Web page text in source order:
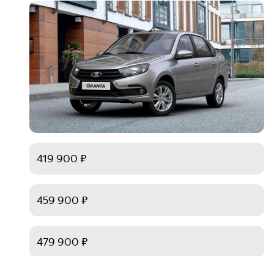
419 900 ₽
459 900 ₽
479 900 ₽